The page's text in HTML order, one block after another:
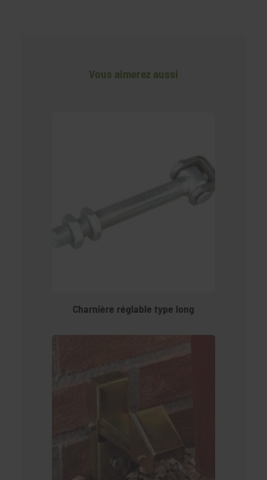
Vous aimerez aussi
Charnière réglable type long